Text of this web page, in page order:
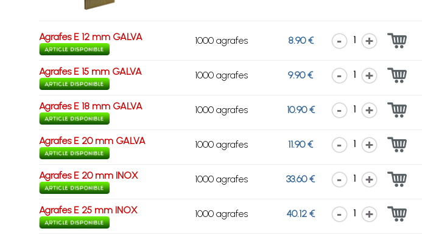
Agrafes E 12 mm GALVA 1000 agrafes 8.90 € 1
Agrafes E 15 mm GALVA 1000 agrafes 9.90 € 1
Agrafes E 18 mm GALVA 1000 agrafes 10.90 € 1
Agrafes E 20 mm GALVA 1000 agrafes 11.90 € 1
Agrafes E 20 mm INOX 1000 agrafes 33.60 € 1
Agrafes E 25 mm INOX 1000 agrafes 40.12 € 1